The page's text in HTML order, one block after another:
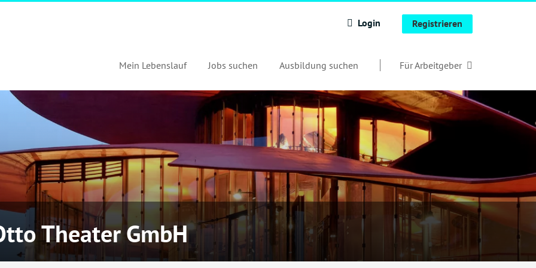
Login Registrieren
Mein Lebenslauf Jobs suchen Ausbildung suchen Für Arbeitgeber
Theater GmbH